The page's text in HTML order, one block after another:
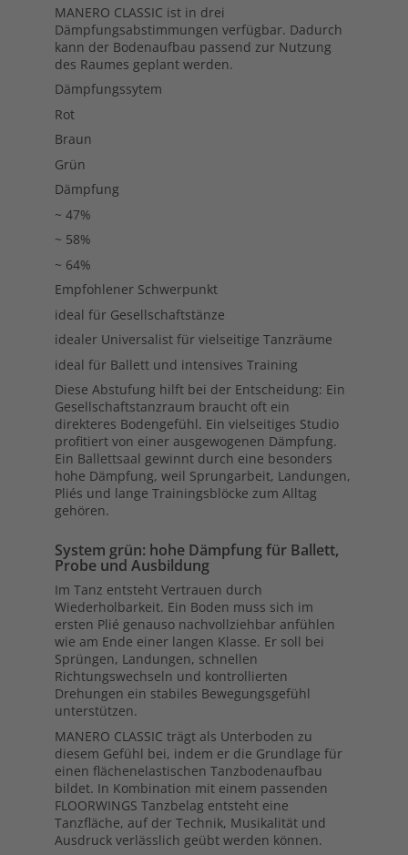
MANERO CLASSIC ist in drei
Dämpfungsabstimmungen verfügbar. Dadurch
kann der Bodenaufbau passend zur Nutzung
des Raumes geplant werden.
Dämpfungssytem
Rot
Braun
Grün
Dämpfung
~ 47%
~ 58%
~ 64%
Empfohlener Schwerpunkt
ideal für Gesellschaftstänze
idealer Universalist für vielseitige Tanzräume
ideal für Ballett und intensives Training
Diese Abstufung hilft bei der Entscheidung: Ein
Gesellschaftstanzraum braucht oft ein
direkteres Bodengefühl. Ein vielseitiges Studio
profitiert von einer ausgewogenen Dämpfung.
Ein Ballettsaal gewinnt durch eine besonders
hohe Dämpfung, weil Sprungarbeit, Landungen,
Pliés und lange Trainingsblöcke zum Alltag
gehören.
System grün: hohe Dämpfung für Ballett,
Probe und Ausbildung
Im Tanz entsteht Vertrauen durch
Wiederholbarkeit. Ein Boden muss sich im
ersten Plié genauso nachvollziehbar anfühlen
wie am Ende einer langen Klasse. Er soll bei
Sprüngen, Landungen, schnellen
Richtungswechseln und kontrollierten
Drehungen ein stabiles Bewegungsgefühl
unterstützen.
MANERO CLASSIC trägt als Unterboden zu
diesem Gefühl bei, indem er die Grundlage für
einen flächenelastischen Tanzbodenaufbau
bildet. In Kombination mit einem passenden
FLOORWINGS Tanzbelag entsteht eine
Tanzfläche, auf der Technik, Musikalität und
Ausdruck verlässlich geübt werden können.